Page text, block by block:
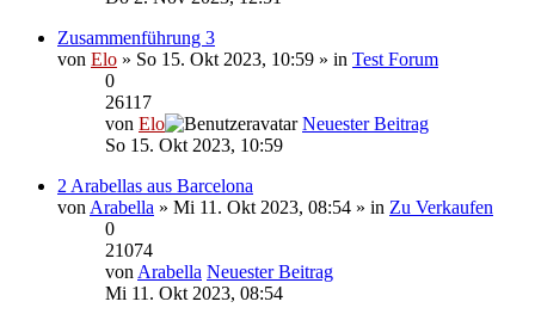
Zusammenführung 3
von Elo » So 15. Okt 2023, 10:59 » in Test Forum
0
26117
von Elo
Neuester Beitrag
So 15. Okt 2023, 10:59
2 Arabellas aus Barcelona
von Arabella » Mi 11. Okt 2023, 08:54 » in Zu Verkaufen
0
21074
von Arabella Neuester Beitrag
Mi 11. Okt 2023, 08:54